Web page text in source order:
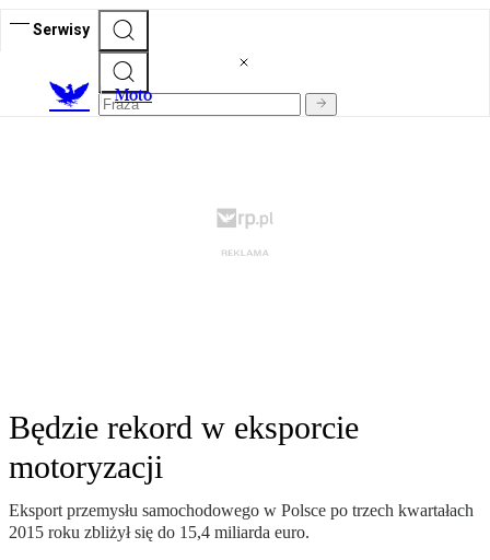
Serwisy
Moto
Będzie rekord w eksporcie
motoryzacji
Eksport przemysłu samochodowego w Polsce po trzech kwartałach
2015 roku zbliżył się do 15,4 miliarda euro.